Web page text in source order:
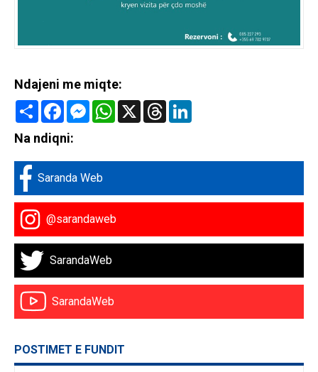
Ndajeni me miqte:
Share FacebookMessenger
WhatsApp
X Threads
Na ndiqni:
Saranda Web
@sarandaweb
SarandaWeb
SarandaWeb
POSTIMET E FUNDIT